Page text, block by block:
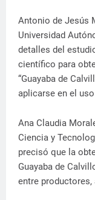
Antonio de Jesús
Universidad
detalles del
científico para
“Guayaba de
aplicarse en el
Ana Claudia
Ciencia y
precisó que la
Guayaba de
entre productores,